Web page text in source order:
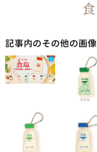
記事内のその他の画像